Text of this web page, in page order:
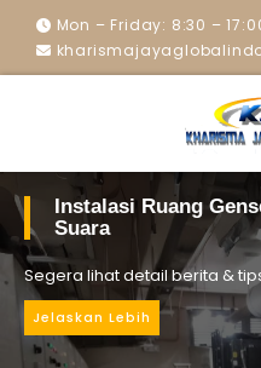
Mon – Friday: 8:30 –
Instalasi Ruang
Suara
Segera lihat detail berita &
Jelaskan Lebih